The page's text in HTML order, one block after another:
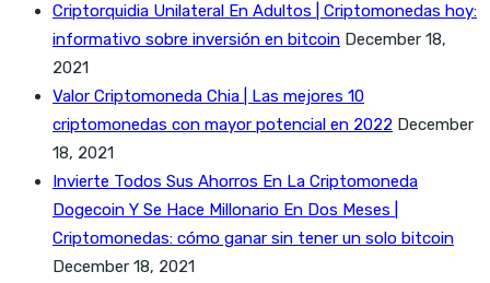
Criptorquidia Unilateral En Adultos | Criptomonedas hoy:
informativo sobre inversión en bitcoin December 18,
2021
Valor Criptomoneda Chia | Las mejores 10
criptomonedas con mayor potencial en 2022 December
18, 2021
Invierte Todos Sus Ahorros En La Criptomoneda
Dogecoin Y Se Hace Millonario En Dos Meses |
Criptomonedas: cómo ganar sin tener un solo bitcoin
December 18, 2021